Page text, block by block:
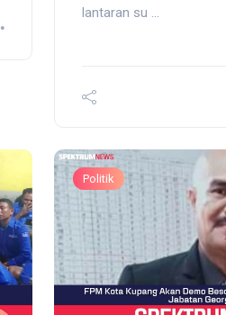
lantaran su ...
Politik